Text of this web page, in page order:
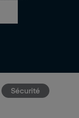
Sécurité